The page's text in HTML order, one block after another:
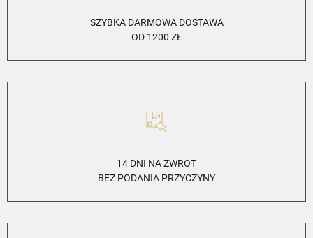
SZYBKA DARMOWA DOSTAWA
OD 1200 ZŁ
14 DNI NA ZWROT
BEZ PODANIA PRZYCZYNY